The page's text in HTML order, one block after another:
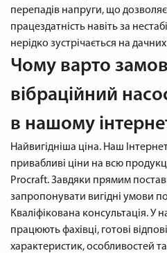
перепадів напруги, що дозволяє
працездатність навіть за
нерідко зустрічається на
Чому варто
вібраційний
в нашому
Найвигідніша ціна. Наш
привабливі ціни на всю
Procraft. Завдяки прямим
запропонувати вигідні умови
Кваліфікована консультація. У
працюють фахівці, готові
характеристик, особливостей